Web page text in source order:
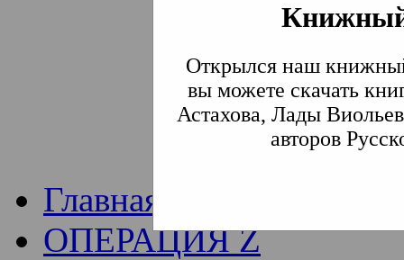
Открылся наш
вы можете скачать
Астахова, Лады
авторов
Институт
Традиции СВА
Главная
ОПЕРАЦИЯ Z